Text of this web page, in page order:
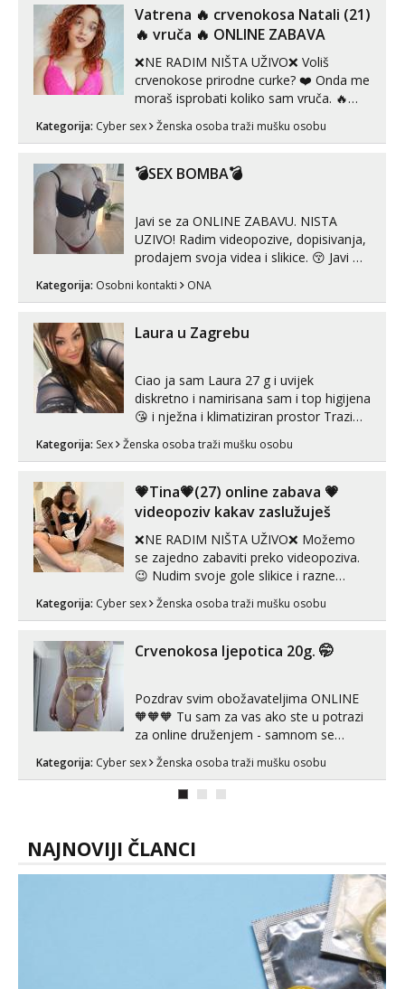
Vatrena ‎️‍🔥 crvenokosa Natali (21)
‎️‍🔥 vruča‎ ️‍🔥 ONLINE ZABAVA
❌NE RADIM NIŠTA UŽIVO❌ Voliš
crvenokose prirodne curke? ❤️ Onda me
moraš isprobati koliko sam vruča.‎ ️‍🔥
MLADA vražica koja ima 100%
prorodne grudi, 💦 Misli su mi uvijek
U mojoj raznolikoj ponudi možeš
Kategorija: Cyber sex Ženska osoba traži mušku osobu
💣SEX BOMBA💣
Javi se za ONLINE ZABAVU. NISTA
UZIVO! Radim videopozive, dopisivanja,
prodajem svoja videa i slikice. 😚 Javi mi
Telegram. +385 91 723 0045
Kategorija: Osobni kontakti ONA
Laura u Zagrebu
Ciao ja sam Laura 27 g i uvijek
diskretno i namirisana sam i top higijena
😘 i nježna i klimatiziran prostor Trazim
Pusenje i gutanje sperme Erotsko rublje
tijelu Iskljucivo neradim analni !!! I
neljubim se Wha...
Kategorija: Sex Ženska osoba traži mušku osobu
💗Tina💗(27) online zabava 💗
videopoziv kakav zaslužuješ
❌NE RADIM NIŠTA UŽIVO❌ Možemo
se zajedno zabaviti preko videopoziva.
😉 Nudim svoje gole slikice i razne
videouradke. 🤩 Za online zabavu pošalji
poruku na Whatsapp, Telegram ili Viber.
autentičnosti možeš me vidjeti na
videopozivu. 😉 S vama sam vec 5 ...
Kategorija: Cyber sex Ženska osoba traži mušku osobu
Crvenokosa ljepotica 20g. 🤭
Pozdrav svim obožavateljima ONLINE
🧡🧡🧡 Tu sam za vas ako ste u potrazi
za online druženjem - samnom se
možete zabaviti preko videopoziva, ili
ako vam nisam dovoljna radim i u paru i
trojci s kolegicama, svaka je drugačija
Kategorija: Cyber sex Ženska osoba traži mušku osobu
NAJNOVIJI ČLANCI